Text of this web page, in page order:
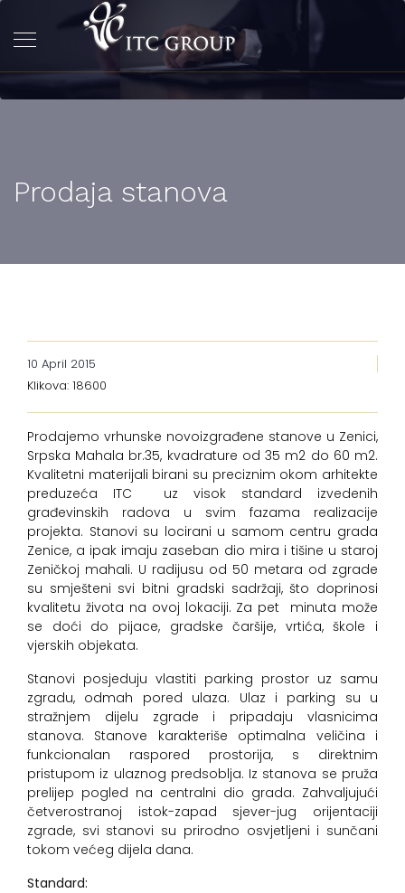
Prodaja stanova
10 April 2015
Klikova: 18600
Prodajemo vrhunske novoizgrađene stanove u Zenici,
Srpska Mahala br.35, kvadrature od 35 m2 do 60 m2.
Kvalitetni materijali birani su preciznim okom arhitekte
preduzeća ITC uz visok standard izvedenih
građevinskih radova u svim fazama realizacije
projekta. Stanovi su locirani u samom centru grada
Zenice, a ipak imaju zaseban dio mira i tišine u staroj
Zeničkoj mahali. U radijusu od 50 metara od zgrade
su smješteni svi bitni gradski sadržaji, što doprinosi
kvalitetu života na ovoj lokaciji. Za pet minuta može
se doći do pijace, gradske čaršije, vrtića, škole i
vjerskih objekata.
Stanovi posjeduju vlastiti parking prostor uz samu
zgradu, odmah pored ulaza. Ulaz i parking su u
stražnjem dijelu zgrade i pripadaju vlasnicima
stanova. Stanove karakteriše optimalna veličina i
funkcionalan raspored prostorija, s direktnim
pristupom iz ulaznog predsoblja. Iz stanova se pruža
prelijep pogled na centralni dio grada. Zahvaljujući
četverostranoj istok-zapad sjever-jug orijentaciji
zgrade, svi stanovi su prirodno osvjetljeni i sunčani
tokom većeg dijela dana.
Standard: